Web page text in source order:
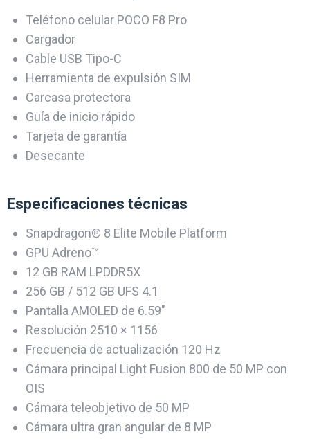
Teléfono celular POCO F8 Pro
Cargador
Cable USB Tipo-C
Herramienta de expulsión SIM
Carcasa protectora
Guía de inicio rápido
Tarjeta de garantía
Desecante
Especificaciones técnicas
Snapdragon® 8 Elite Mobile Platform
GPU Adreno™
12 GB RAM LPDDR5X
256 GB / 512 GB UFS 4.1
Pantalla AMOLED de 6.59″
Resolución 2510 × 1156
Frecuencia de actualización 120 Hz
Cámara principal Light Fusion 800 de 50 MP con
OIS
Cámara teleobjetivo de 50 MP
Cámara ultra gran angular de 8 MP